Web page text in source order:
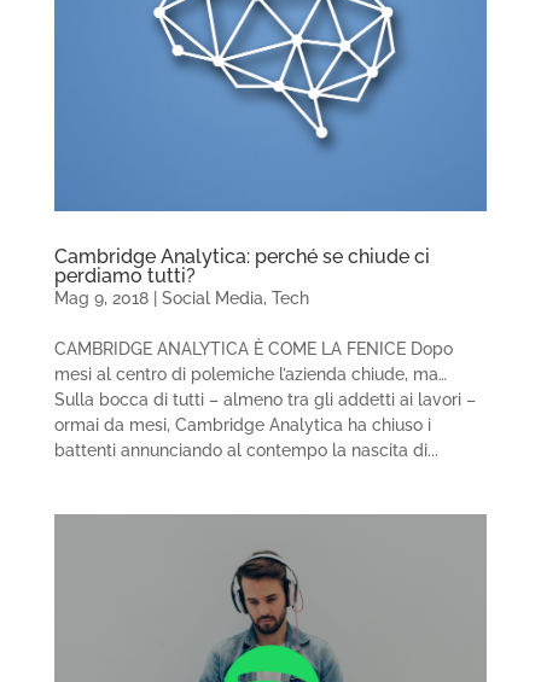
Cambridge Analytica: perché se chiude ci
perdiamo tutti?
Mag 9, 2018| Social Media, Tech
CAMBRIDGE ANALYTICA È COME LA FENICE Dopo
mesi al centro di polemiche l’azienda chiude, ma…
Sulla bocca di tutti – almeno tra gli addetti ai lavori –
ormai da mesi, Cambridge Analytica ha chiuso i
battenti annunciando al contempo la nascita di...